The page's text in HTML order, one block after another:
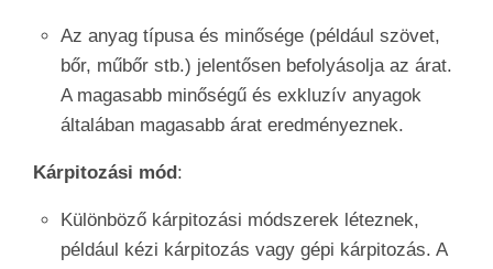
Az anyag típusa és minősége (például szövet,
bőr, műbőr stb.) jelentősen befolyásolja az árat.
A magasabb minőségű és exkluzív anyagok
általában magasabb árat eredményeznek.
Kárpitozási mód:
Különböző kárpitozási módszerek léteznek,
például kézi kárpitozás vagy gépi kárpitozás. A